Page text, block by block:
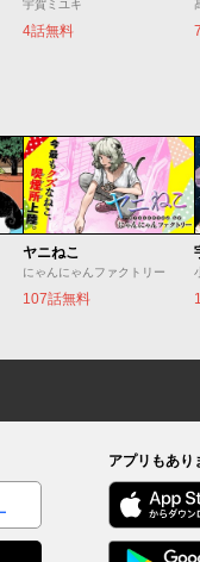
宇賀ミユキ
4話無料
ヤニねこ
にゃんにゃんファクトリー
107話無料
アプリもあり